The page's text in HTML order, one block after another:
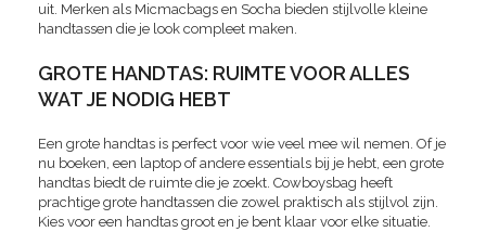
uit. Merken als Micmacbags en Socha bieden stijlvolle kleine
handtassen die je look compleet maken.
GROTE HANDTAS: RUIMTE VOOR ALLES
WAT JE NODIG HEBT
Een grote handtas is perfect voor wie veel mee wil nemen. Of je
nu boeken, een laptop of andere essentials bij je hebt, een grote
handtas biedt de ruimte die je zoekt. Cowboysbag heeft
prachtige grote handtassen die zowel praktisch als stijlvol zijn.
Kies voor een handtas groot en je bent klaar voor elke situatie.